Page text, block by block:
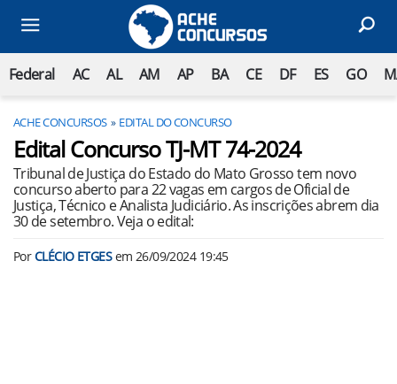
Federal AC AL AM AP BA CE DF ES GO
ACHE CONCURSOS EDITAL DO CONCURSO
Edital Concurso TJ-MT 74-2024
Tribunal de Justiça do Estado do Mato Grosso tem novo
concurso aberto para 22 vagas em cargos de Oficial de
Justiça, Técnico e Analista Judiciário. As inscrições abrem dia
30 de setembro. Veja o edital:
PorCLÉCIO ETGESem 26/09/2024 19:45